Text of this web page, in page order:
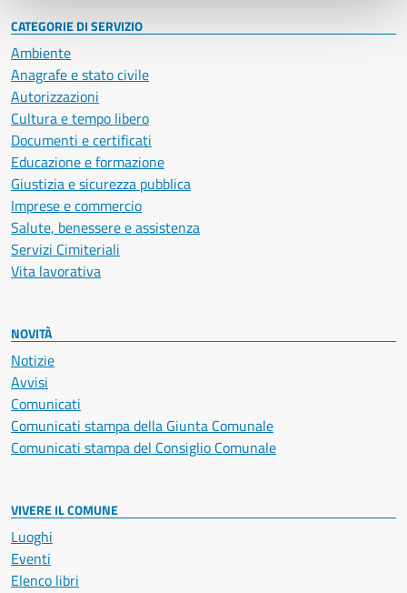
CATEGORIE DI SERVIZIO
Ambiente
Anagrafe e stato civile
Autorizzazioni
Cultura e tempo libero
Documenti e certificati
Educazione e formazione
Giustizia e sicurezza pubblica
Imprese e commercio
Salute, benessere e assistenza
Servizi Cimiteriali
Vita lavorativa
NOVITÀ
Notizie
Avvisi
Comunicati
Comunicati stampa della Giunta Comunale
Comunicati stampa del Consiglio Comunale
VIVERE IL COMUNE
Luoghi
Eventi
Elenco libri